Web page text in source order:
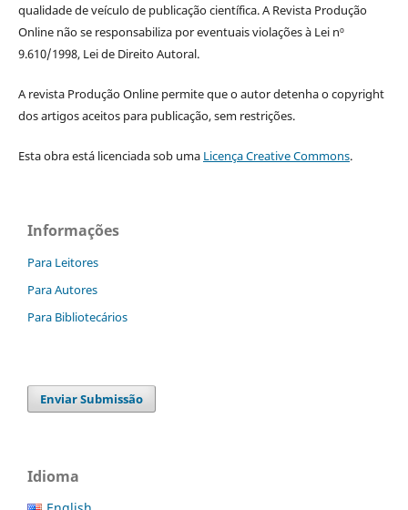
qualidade de veículo de publicação científica. A Revista Produção
Online não se responsabiliza por eventuais violações à Lei nº
9.610/1998, Lei de Direito Autoral.
A revista Produção Online permite que o autor detenha o copyright
dos artigos aceitos para publicação, sem restrições.
Esta obra está licenciada sob uma Licença Creative Commons.
Informações
Para Leitores
Para Autores
Para Bibliotecários
Enviar Submissão
Idioma